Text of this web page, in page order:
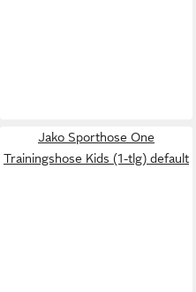
Jako Sporthose One
Trainingshose Kids (1-tlg) default